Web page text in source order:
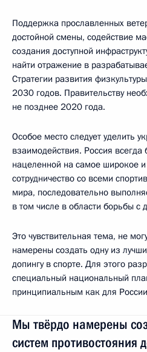
Поддержка прославленных
достойной смены, содействие
создания доступной
найти отражение в
Стратегии развития
2030 годов. Правительству
не позднее 2020 года.
Особое место следует уделить
взаимодействия. Россия всегда
нацеленной на самое широкое и
сотрудничество со всеми
мира, последовательно
в том числе в области борьбы с
Это чувствительная тема, не
намерены создать одну из
допингу в спорте. Для этого
специальный национальный
принципиальным как для
Мы твёрдо намерены
систем противостояния